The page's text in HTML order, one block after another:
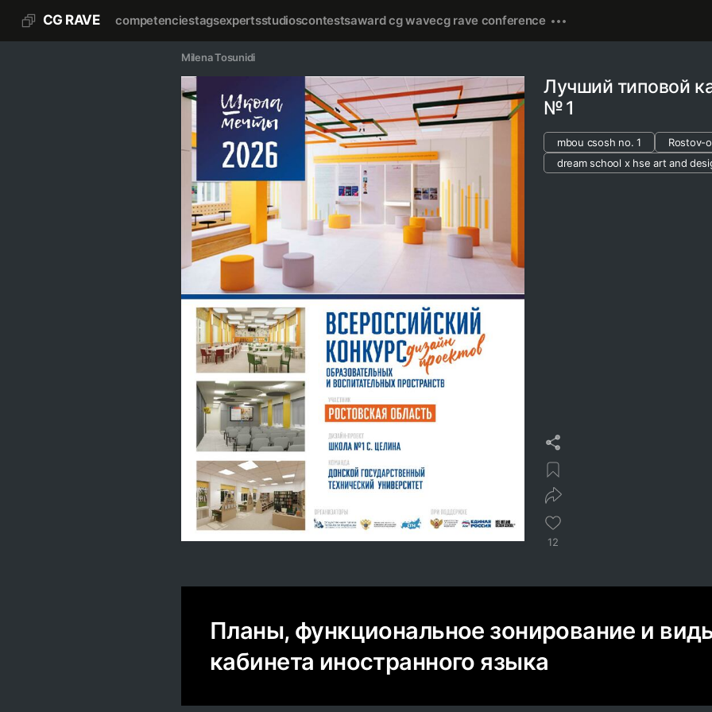
CG RAVE competenciestagsexpertsstudioscontestsaward cg wavecg rave conference
Milena Tosunidi
Лучший типовой
№ 1
mbou csosh no. 1
Rostov-
dream school x hse art and
12
Планы, функциональное зонирование и
кабинета иностранного языка